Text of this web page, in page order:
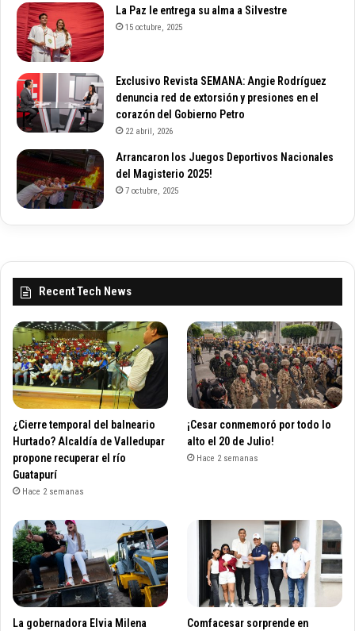
La Paz le entrega su alma a Silvestre
15 octubre, 2025
Exclusivo Revista SEMANA: Angie Rodríguez
denuncia red de extorsión y presiones en el
corazón del Gobierno Petro
22 abril, 2026
Arrancaron los Juegos Deportivos Nacionales
del Magisterio 2025!
7 octubre, 2025
Recent Tech News
¿Cierre temporal del balneario
Hurtado? Alcaldía de Valledupar
propone recuperar el río
Guatapurí
Hace 2 semanas
¡Cesar conmemoró por todo lo
alto el 20 de Julio!
Hace 2 semanas
La gobernadora Elvia Milena
Comfacesar sorprende en